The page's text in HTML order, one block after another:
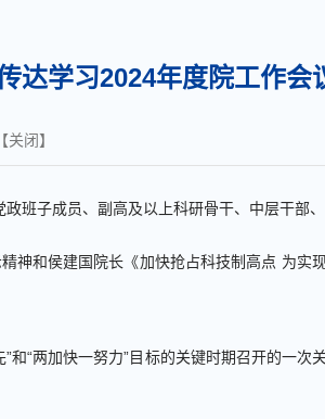
达学习2024年度院工作会
关闭】
班子成员、副高及以上科研骨干、中层干部
神和侯建国院长《加快抢占科技制高点 为实
“两加快一努力”目标的关键时期召开的一